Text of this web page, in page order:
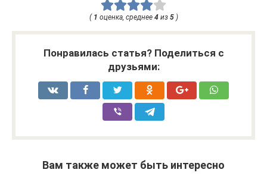
( 1 оценка, среднее 4из 5)
Понравилась статья? Поделиться с
друзьями:
Вам также может быть интересно